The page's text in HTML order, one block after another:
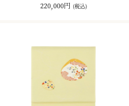
220,000円 (税込)